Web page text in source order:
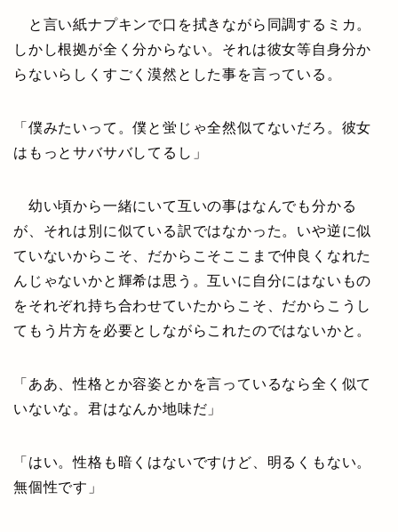
と言い紙ナプキンで口を拭きながら同調するミカ。
しかし根拠が全く分からない。それは彼女等自身分か
らないらしくすごく漠然とした事を言っている。
「僕みたいって。僕と蛍じゃ全然似てないだろ。彼女
はもっとサバサバしてるし」
幼い頃から一緒にいて互いの事はなんでも分かる
が、それは別に似ている訳ではなかった。いや逆に似
ていないからこそ、だからこそここまで仲良くなれた
んじゃないかと輝希は思う。互いに自分にはないもの
をそれぞれ持ち合わせていたからこそ、だからこうし
てもう片方を必要としながらこれたのではないかと。
「ああ、性格とか容姿とかを言っているなら全く似て
いないな。君はなんか地味だ」
「はい。性格も暗くはないですけど、明るくもない。
無個性です」